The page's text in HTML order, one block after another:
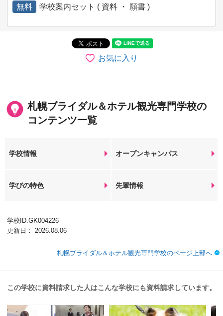
無料 学校案内セット ( 資料 ・ 願書 )
お気に入り
札幌ブライダル＆ホテル観光専門学校の
コンテンツ一覧
学校情報 オープンキャンパス
学びの特色 先輩情報
学校ID.GK004226
更新日： 2026.08.06
札幌ブライダル＆ホテル観光専門学校のページ上部へ
この学校に資料請求した人はこんな学校にも資料請求しています。